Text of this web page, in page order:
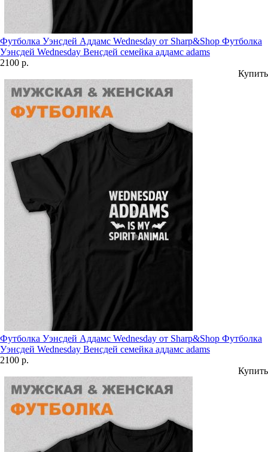
Футболка Уэнсдей Аддамс Wednesday от Sharp&Shop Футболка
Уэнсдей Wednesday Венсдей семейка аддамс adams
2100 р.
Купить
Футболка Уэнсдей Аддамс Wednesday от Sharp&Shop Футболка
Уэнсдей Wednesday Венсдей семейка аддамс adams
2100 р.
Купить